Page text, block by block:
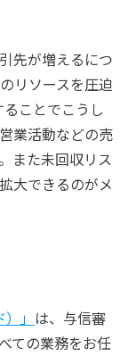
先が増えるにつ
リソースを圧迫
ことでこうし
業活動などの売
また未回収リス
大できるのがメ
」 は、与信審
ての業務をお任